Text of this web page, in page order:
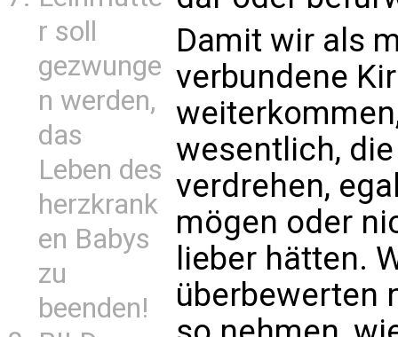
r soll
gezwunge
n werden,
das
Leben des
herzkrank
en Babys
zu
beenden!
Damit wir als
verbundene
wesentlich,
verdrehen,
mögen oder
lieber hätten.
überbewerten